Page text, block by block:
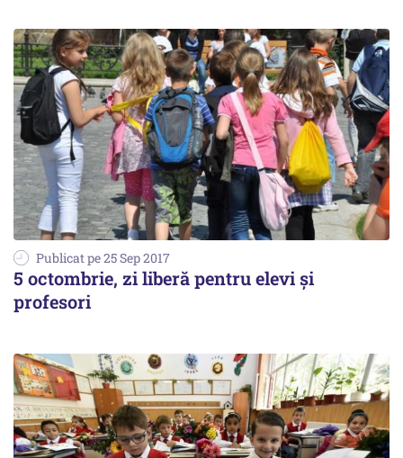
Publicat pe 25 Sep 2017
5 octombrie, zi liberă pentru elevi și
profesori